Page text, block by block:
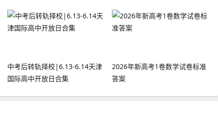
中考后转轨择校|6.13-6.14天津
国际高中开放日合集
2026年新高考1卷数学试卷标准
答案